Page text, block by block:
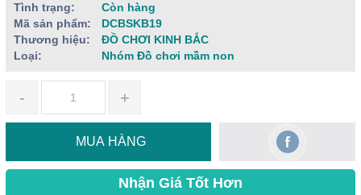
Tình trạng:
Còn hàng
Mã sản phẩm:
DCBSKB19
Thương hiệu:
ĐỒ CHƠI KINH BẮC
Loại:
Nhóm Đồ chơi mầm non
- +
MUA HÀNG
Nhận Giá Tốt Hơn